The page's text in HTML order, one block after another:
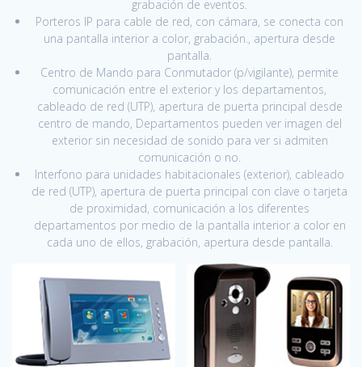
grabación de eventos.
Porteros IP para cable de red, con cámara, se conecta con
una pantalla interior a color, grabación., apertura desde
pantalla.
Centro de Mando para Conmutador (p/vigilante), permite
comunicación entre el exterior y los departamentos,
cableado de red (UTP), apertura de puerta principal desde
centro de mando, Departamentos pueden ver imagen del
exterior sin necesidad de sonido para ver si admiten
comunicación o no.
Interfono para unidades habitacionales (exterior), cableado
de red (UTP), apertura de puerta principal con clave o tarjeta
de proximidad, comunicación a los diferentes
departamentos por medio de la pantalla interior a color en
cada uno de ellos, grabación, apertura desde pantalla.